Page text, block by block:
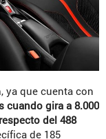
ya que cuenta con
cuando gira a 8.000
del 488
de 185